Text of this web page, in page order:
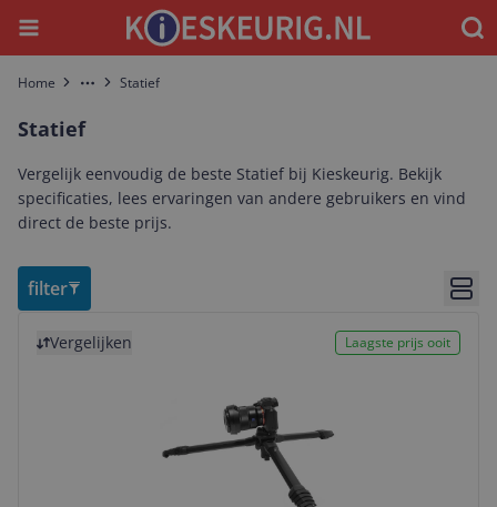
Menu
Home More Statief
Statief
Vergelijk eenvoudig de beste Statief bij Kieskeurig. Bekijk
specificaties, lees ervaringen van andere gebruikers en vind
direct de beste prijs.
filter
Vergelijken Laagste prijs ooit